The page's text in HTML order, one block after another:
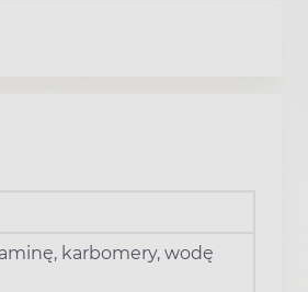
karbomery, wodę